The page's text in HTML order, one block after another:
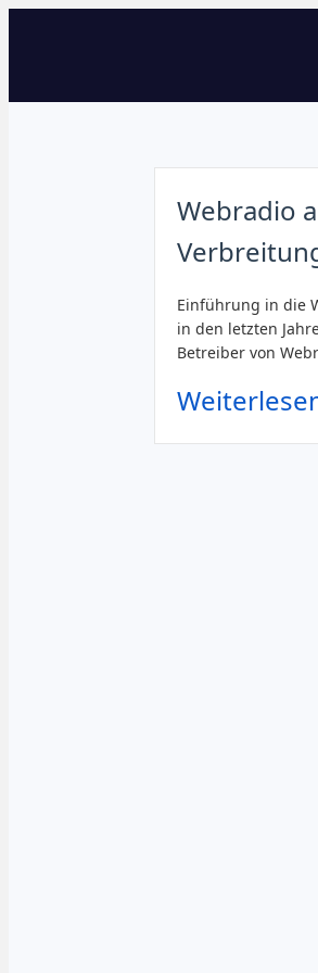
Webradio
Einführung in die
in den letzten
Betreiber von